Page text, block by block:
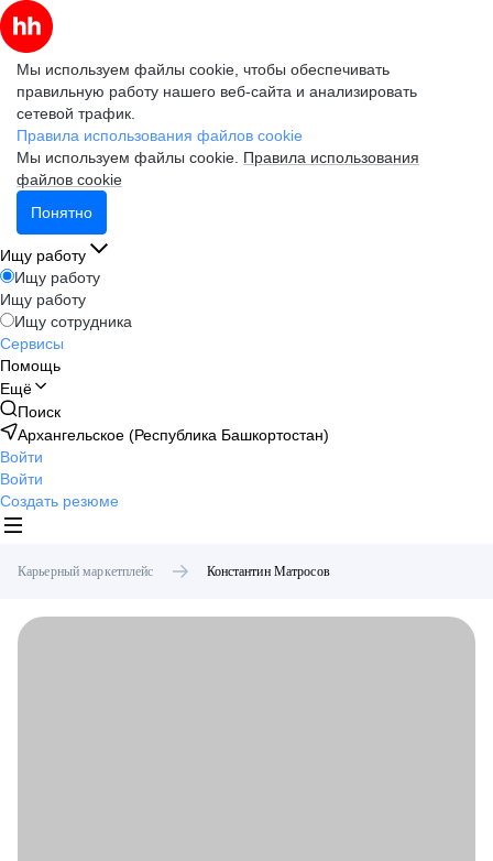
Мы используем файлы cookie, чтобы обеспечивать
правильную работу нашего веб-сайта и анализировать
сетевой трафик.
Правила использования файлов cookie
Мы используем файлы cookie. Правила использования
файлов cookie
Понятно
Ищу работу
Ищу работу
Ищу работу
Ищу сотрудника
Сервисы
Помощь
Ещё
Поиск
Архангельское (Республика Башкортостан)
Войти
Войти
Создать резюме
Карьерный маркетплейс Константин Матросов